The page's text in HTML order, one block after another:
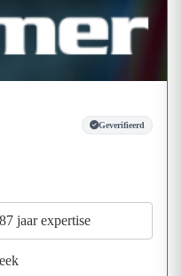
Geverifieerd
87 jaar expertise